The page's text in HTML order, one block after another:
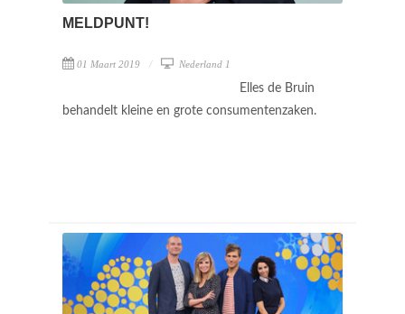
MELDPUNT!
01 Maart 2019 Nederland 1
Elles de Bruin
behandelt kleine en grote consumentenzaken.